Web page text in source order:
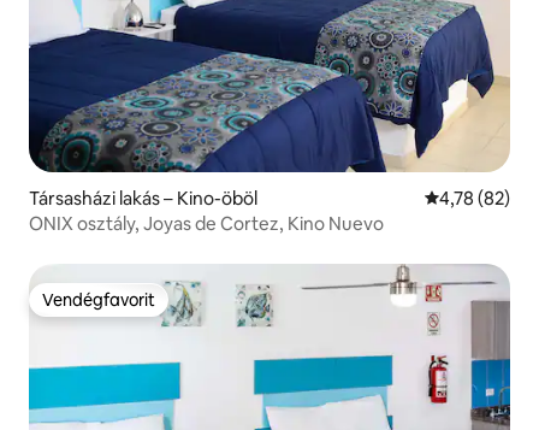
Társasházi lakás – Kino-öböl Átlagos
4,78 (82)
ONIX osztály, Joyas de Cortez, Kino Nuevo
Vendégfavorit
Vendégfavorit